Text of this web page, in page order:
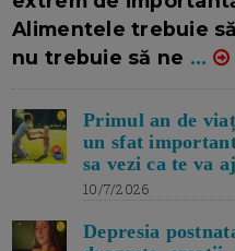
Alimentele trebuie
nu trebuie să ne ...
Primul an de
un sfat
sa vezi ca te va
10/7/2026
Depresia